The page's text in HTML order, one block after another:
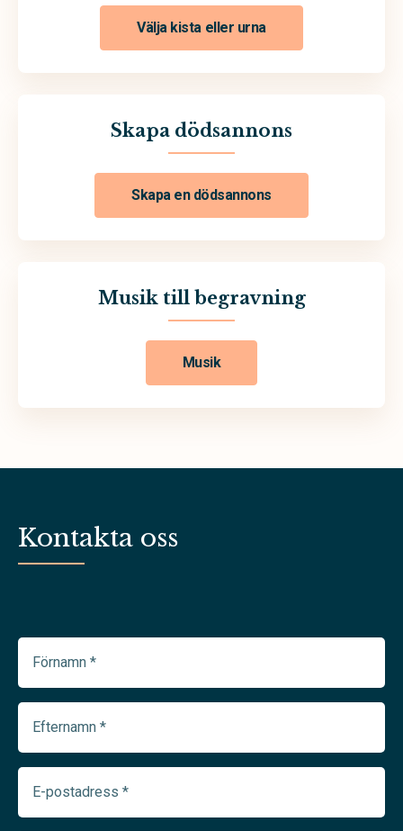
Välja kista eller urna
Skapa dödsannons
Skapa en dödsannons
Musik till begravning
Musik
Kontakta oss
Förnamn
(Required)
Efternamn
(Required)
E-
postadress
(Required)